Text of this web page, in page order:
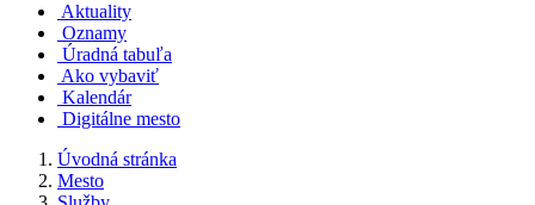
Aktuality
Oznamy
Úradná tabuľa
Ako vybaviť
Kalendár
Digitálne mesto
Úvodná stránka
Mesto